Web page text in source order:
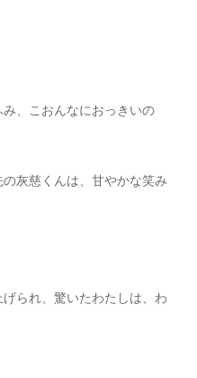
み、こおんなにおっきいの
灰慈くんは、甘やかな笑み
られ、驚いたわたしは、わ